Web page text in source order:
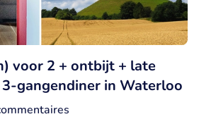
voor 2 + ontbijt + late
gangendiner in Waterloo